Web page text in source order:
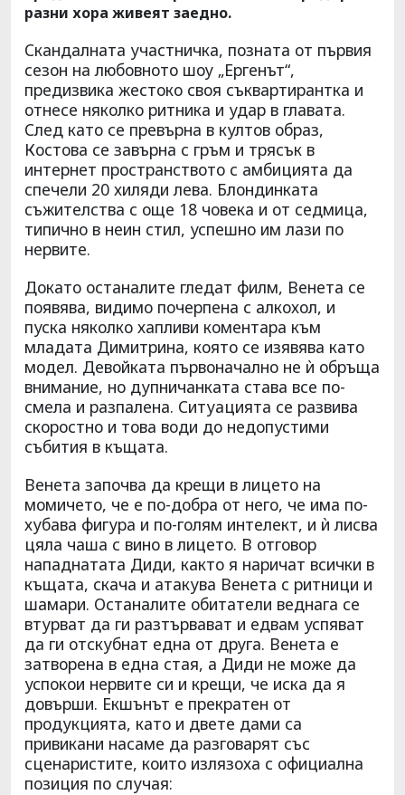
разни хора живеят заедно.
Скандалната участничка, позната от първия
сезон на любовното шоу „Ергенът“,
предизвика жестоко своя съквартирантка и
отнесе няколко ритника и удар в главата.
След като се превърна в култов образ,
Костова се завърна с гръм и трясък в
интернет пространството с амбицията да
спечели 20 хиляди лева. Блондинката
съжителства с още 18 човека и от седмица,
типично в неин стил, успешно им лази по
нервите.
Докато останалите гледат филм, Венета се
появява, видимо почерпена с алкохол, и
пуска няколко хапливи коментара към
младата Димитрина, която се изявява като
модел. Девойката първоначално не ѝ обръща
внимание, но дупничанката става все по-
смела и разпалена. Ситуацията се развива
скоростно и това води до недопустими
събития в къщата.
Венета започва да крещи в лицето на
момичето, че е по-добра от него, че има по-
хубава фигура и по-голям интелект, и ѝ лисва
цяла чаша с вино в лицето. В отговор
нападнатата Диди, както я наричат всички в
къщата, скача и атакува Венета с ритници и
шамари. Останалите обитатели веднага се
втурват да ги разтървават и едвам успяват
да ги отскубнат една от друга. Венета е
затворена в една стая, а Диди не може да
успокои нервите си и крещи, че иска да я
довърши. Екшънът е прекратен от
продукцията, като и двете дами са
привикани насаме да разговарят със
сценаристите, които излязоха с официална
позиция по случая: